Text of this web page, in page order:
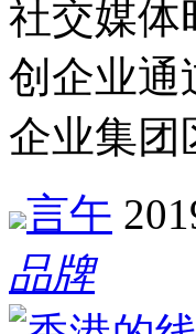
社交媒体
创企业通
企业集团
言午
品牌